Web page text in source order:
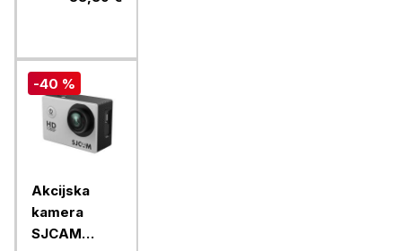
-40 %
Akcijska
kamera
SJCAM